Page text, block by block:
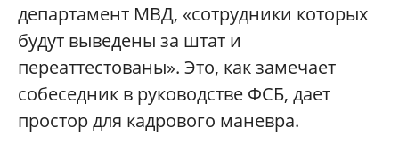
департамент МВД, «сотрудники которых
будут выведены за штат и
переаттестованы». Это, как замечает
собеседник в руководстве ФСБ, дает
простор для кадрового маневра.